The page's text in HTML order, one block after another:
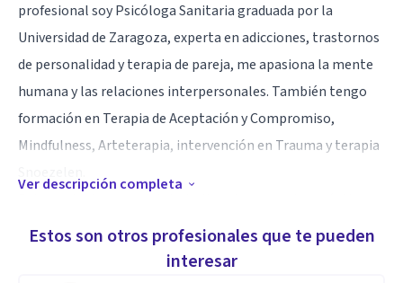
profesional soy Psicóloga Sanitaria graduada por la
Universidad de Zaragoza, experta en adicciones, trastornos
de personalidad y terapia de pareja, me apasiona la mente
humana y las relaciones interpersonales. También tengo
formación en Terapia de Aceptación y Compromiso,
Mindfulness, Arteterapia, intervención en Trauma y terapia
como un camino de evolución en el que se van haciendo
conscientes nuestros valores, pensamientos, conductas,
Ver descripción completa
Estos son otros profesionales que te pueden
interesar